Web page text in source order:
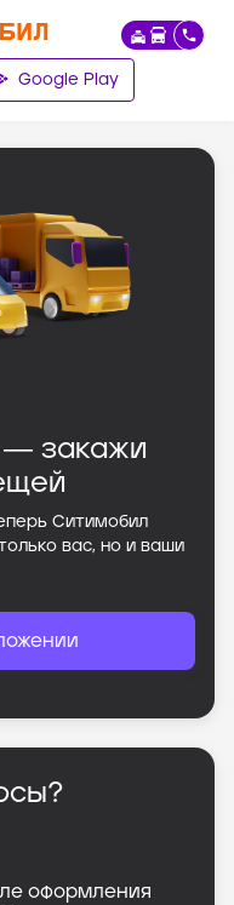
Google Play
― закажи
Ситимобил
вас, но и ваши
оформления